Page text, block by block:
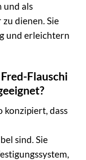
und als
dienen. Sie
und erleichtern
Flauschi
konzipiert, dass
sind. Sie